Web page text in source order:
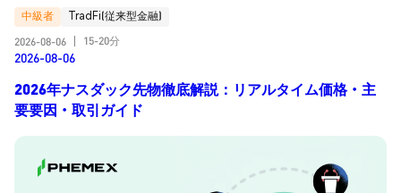
中級者
TradFi(従来型金融)
2026-08-06
15-20分
2026-08-06
2026年ナスダック先物徹底解説：リアルタイム価格・主
要要因・取引ガイド